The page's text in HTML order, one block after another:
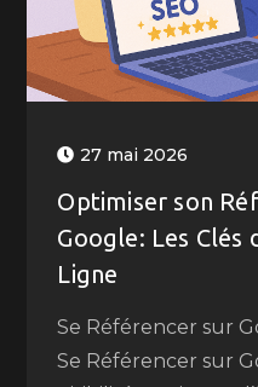
27 mai 2026
Optimiser son
Google: Les Clés
Ligne
Se Référencer sur
Se Référencer sur